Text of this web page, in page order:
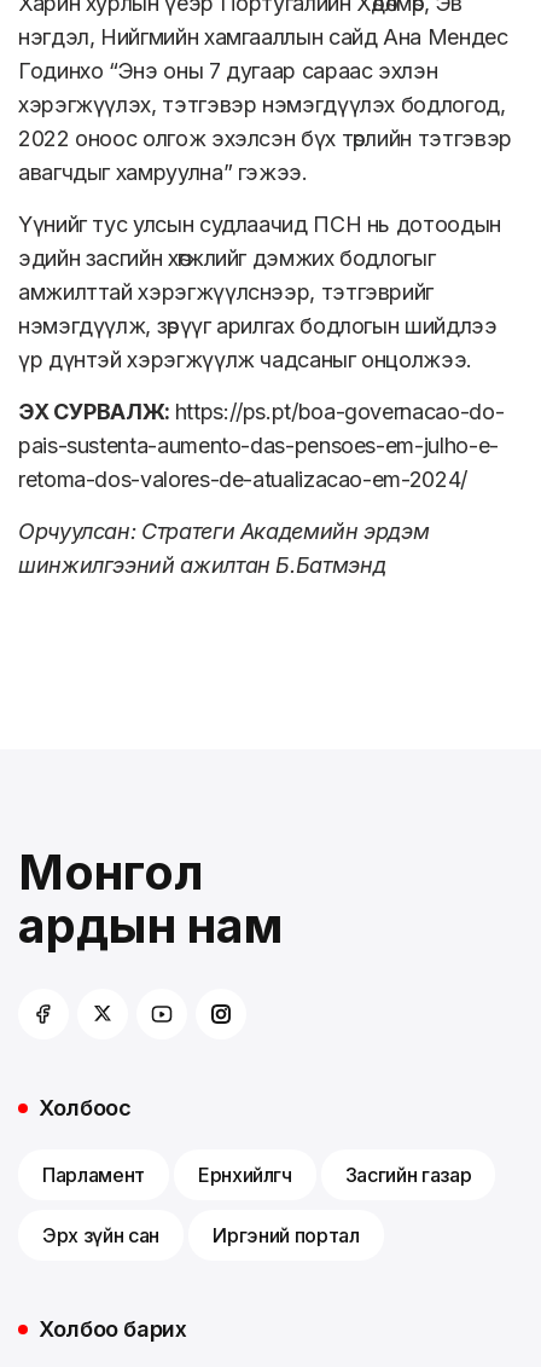
нэгдэл, Нийгмийн хамгааллын сайд Ана Мендес
Годинхо “Энэ оны 7 дугаар сараас эхлэн
хэрэгжүүлэх, тэтгэвэр нэмэгдүүлэх бодлогод,
2022 оноос олгож эхэлсэн бүх төрлийн тэтгэвэр
авагчдыг хамруулна” гэжээ.
Үүнийг тус улсын судлаачид ПСН нь дотоодын
эдийн засгийн хөгжлийг дэмжих бодлогыг
амжилттай хэрэгжүүлснээр, тэтгэврийг
нэмэгдүүлж, зөрүүг арилгах бодлогын шийдлээ
үр дүнтэй хэрэгжүүлж чадсаныг онцолжээ.
ЭХ СУРВАЛЖ: https://ps.pt/boa-governacao-do-
pais-sustenta-aumento-das-pensoes-em-julho-e-
retoma-dos-valores-de-atualizacao-em-2024/
Орчуулсан: Стратеги Академийн эрдэм
шинжилгээний ажилтан Б.Батмэнд
Монгол
ардын нам
Холбоос
Парламент Ерөнхийлөгч Засгийн газар
Эрх зүйн сан Иргэний портал
Холбоо барих